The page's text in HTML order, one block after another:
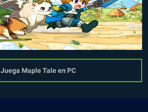
Juega Maple Tale en PC